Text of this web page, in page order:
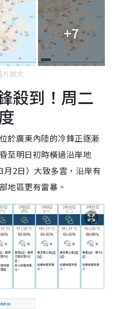
+7
片放大
殺到！周二
於廣東內陸的冷鋒正逐漸
至明日初時橫過沿岸地
2日）大致多雲，沿岸有
地區更有雷暴。